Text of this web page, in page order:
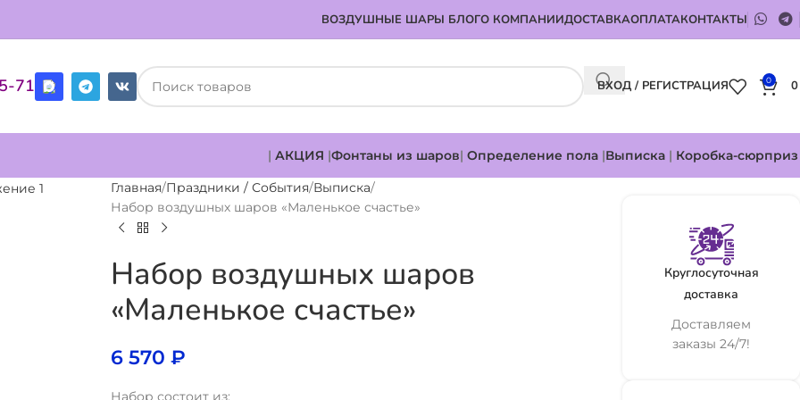
ВОЗДУШНЫЕ ШАРЫ БЛОГО КОМПАНИИДОСТАВКАОПЛАТАКОНТАКТЫ
71 ВХОД / РЕГИСТРАЦИЯ 0
| АКЦИЯ |Фонтаны из шаров| Определение пола |Выписка | Коробка-сюрприз
Главная Праздники / События Выписка
Набор воздушных шаров «Маленькое счастье»
Набор воздушных шаров
«Маленькое счастье»
6 570₽
Набор состоит из:
Круглосуточная
доставка
Доставляем
заказы 24/7!